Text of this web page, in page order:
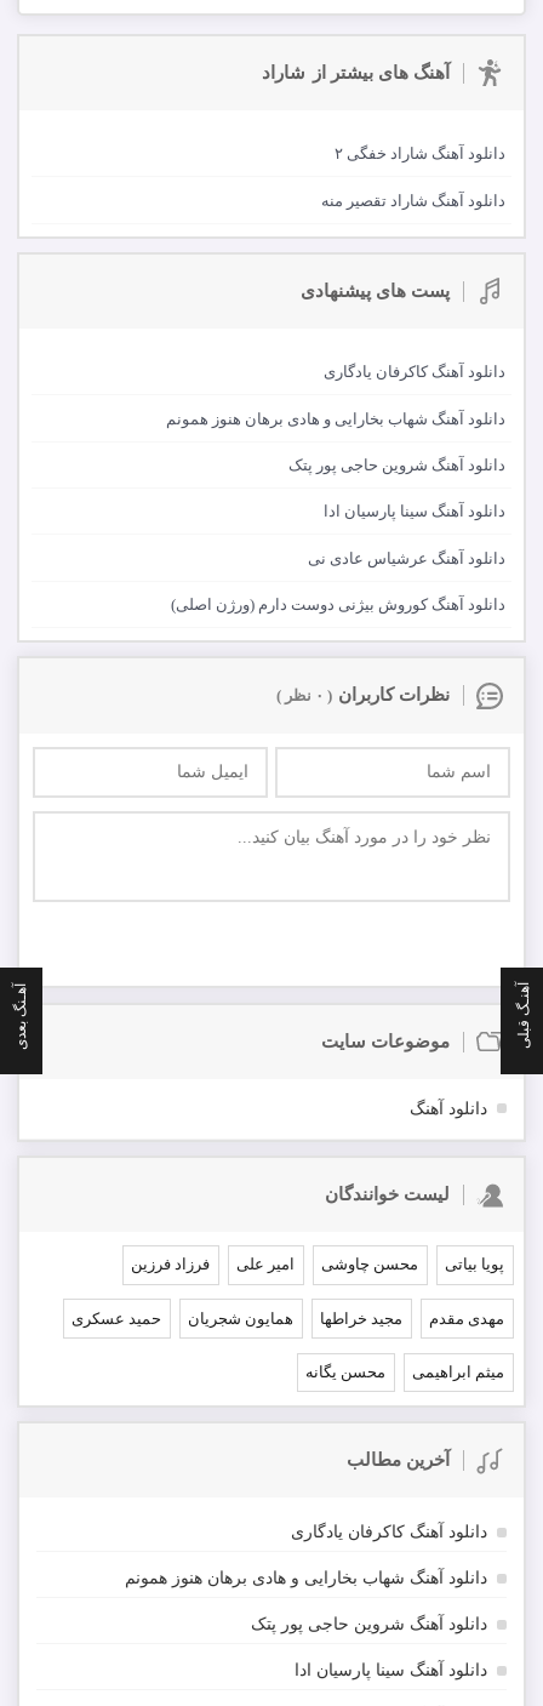
آهنگ های بیشتر از شاراد
دانلود آهنگ شاراد خفگی ۲
دانلود آهنگ شاراد تقصیر منه
پست های پیشنهادی
دانلود آهنگ کاکرفان یادگاری
دانلود آهنگ شهاب بخارایی و هادی برهان هنوز همونم
دانلود آهنگ شروین حاجی پور پتک
دانلود آهنگ سینا پارسیان ادا
دانلود آهنگ عرشیاس عادی نی
دانلود آهنگ کوروش بیژنی دوست دارم (ورژن اصلی)
نظرات کاربران ( ۰ نظر )
آهنـگ قبلی آهـنگ بعدی موضوعات سایت
دانلود آهنگ
لیست خوانندگان
پویا بیاتی محسن چاوشی امیر علی فرزاد فرزین
مهدی مقدم مجید خراطها همایون شجریان حمید عسکری
میثم ابراهیمی محسن یگانه
آخرین مطالب
دانلود آهنگ کاکرفان یادگاری
دانلود آهنگ شهاب بخارایی و هادی برهان هنوز همونم
دانلود آهنگ شروین حاجی پور پتک
دانلود آهنگ سینا پارسیان ادا